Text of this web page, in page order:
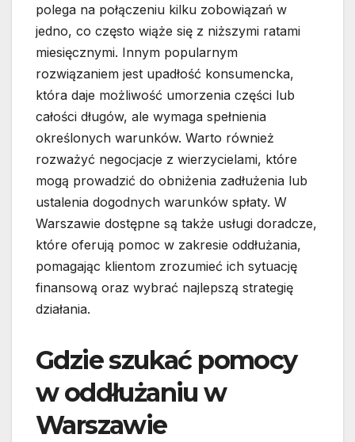
polega na połączeniu kilku zobowiązań w
jedno, co często wiąże się z niższymi ratami
miesięcznymi. Innym popularnym
rozwiązaniem jest upadłość konsumencka,
która daje możliwość umorzenia części lub
całości długów, ale wymaga spełnienia
określonych warunków. Warto również
rozważyć negocjacje z wierzycielami, które
mogą prowadzić do obniżenia zadłużenia lub
ustalenia dogodnych warunków spłaty. W
Warszawie dostępne są także usługi doradcze,
które oferują pomoc w zakresie oddłużania,
pomagając klientom zrozumieć ich sytuację
finansową oraz wybrać najlepszą strategię
działania.
Gdzie szukać pomocy
w oddłużaniu w
Warszawie